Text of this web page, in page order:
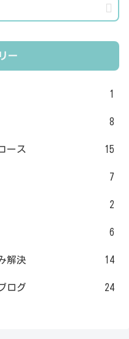
ー
1
8
ース 15
7
2
6
解決 14
ログ 24